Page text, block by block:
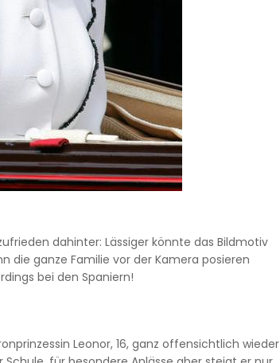
dahinter: Lässiger könnte das Bildmotiv
die ganze Familie vor der Kamera posieren
bei den Spaniern!
Leonor, 16, ganz offensichtlich wieder